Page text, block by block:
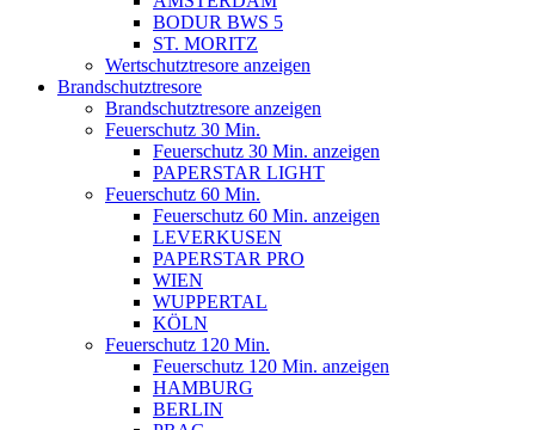
BODUR BWS 5
ST. MORITZ
Wertschutztresore anzeigen
Brandschutztresore
Brandschutztresore anzeigen
Feuerschutz 30 Min.
Feuerschutz 30 Min. anzeigen
PAPERSTAR LIGHT
Feuerschutz 60 Min.
Feuerschutz 60 Min. anzeigen
LEVERKUSEN
PAPERSTAR PRO
WIEN
WUPPERTAL
KÖLN
Feuerschutz 120 Min.
Feuerschutz 120 Min. anzeigen
HAMBURG
BERLIN